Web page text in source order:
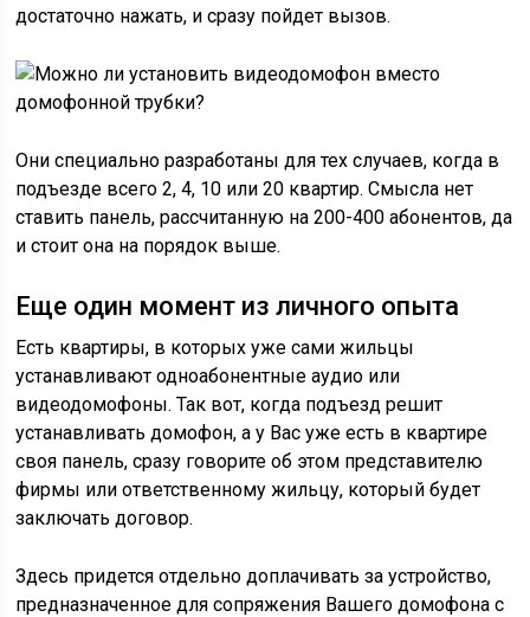
достаточно нажать, и сразу пойдет вызов.
Они специально разработаны для тех случаев, когда в
подъезде всего 2, 4, 10 или 20 квартир. Смысла нет
ставить панель, рассчитанную на 200-400 абонентов, да
и стоит она на порядок выше.
Еще один момент из личного опыта
Есть квартиры, в которых уже сами жильцы
устанавливают одноабонентные аудио или
видеодомофоны. Так вот, когда подъезд решит
устанавливать домофон, а у Вас уже есть в квартире
своя панель, сразу говорите об этом представителю
фирмы или ответственному жильцу, который будет
заключать договор.
Здесь придется отдельно доплачивать за устройство,
предназначенное для сопряжения Вашего домофона с